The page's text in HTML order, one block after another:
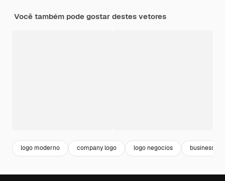
Você também pode gostar destes vetores
logo moderno company logo logo negocios business